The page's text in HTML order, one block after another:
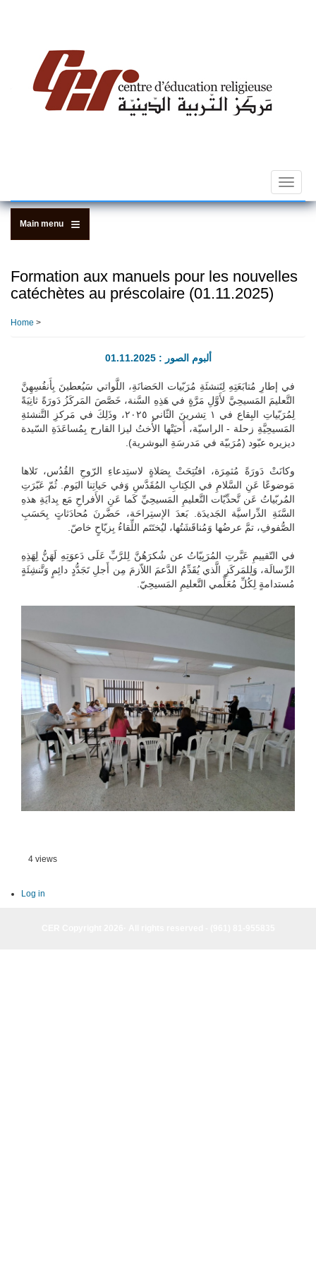
Toggle
Main menu
Formation aux manuels pour les nouvelles
catéchètes au préscolaire (01.11.2025)
Home >
ألبوم الصور : 01.11.2025
في إطارِ مُتابَعَتِهِ لِتَنشئَةِ مُرَبّيات الحَضانَةِ، اللَّواتي سَيُعطينَ بِأَنفُسِهِنَّ
التَّعليمَ المَسيحِيَّ لأَوَّلِ مَرَّةٍ في هَذِهِ السَّنة، خَصَّصَ المَركَزُ دَورَةً ثانِيَةً
لِمُرَبّياتِ البِقاع في ١ تِشرينَ الثّاني ٢٠٢٥، وذَلِكَ في مَركزِ التَّنشئةِ
المَسيحِيَّةِ زحلة - الراسيّة، أَحيَتْها الأُختُ ليزا القارح بِمُساعَدَةِ السّيدة
ديزيره عبّود (مُرَبيّة في مَدرسَةِ البوشرية).
وكانَتْ دَورَةً مُثمِرَة، افتُتِحَتْ بِصَلاةٍ لاستِدعاءِ الرّوحِ القُدُس، تَلاها
مَوضوعًا عَنِ السَّلامِ في الكِتابِ المُقَدَّسِ وَفي حَياتِنا اليَوم. ثُمّ عَبّرَتِ
المُربّياتُ عَن تَّحدِّيّات التَّعليمِ المَسيحِيِّ كَما عَنِ الأَفراحِ مَع بِدايَةِ هذهِ
السَّنَةِ الدِّراسيَّة الجَديدَة. بَعدَ الإستِراحَة، حَضَّرنَ مُحادَثاتٍ بِحَسَبِ
الصُّفوفِ، تمَّ عرضُها وَمُناقَشَتُها، ليُختَتَم اللِّقاءُ بِزيّاحٍ خاصّ.
في التّقييمِ عَبَّرتِ المُرَبِيّاتُ عن شُكرَهُنَّ لِلرَّبِّ عَلَى دَعوَتِهِ لَهَنُّ لِهَذِهِ
الرِّسالَة، وَلِلمَركَزِ الَّذي يُقَدِّمُ الدَّعمَ اللاّزمَ مِن أَجلِ تَجَدُّدٍ دائِمٍ وَتَّنشِئَةٍ
مُستدامةٍ لِكُلِّ مُعَلِّمي التَّعليمِ المَسيحِيّ.
4 views
Log in